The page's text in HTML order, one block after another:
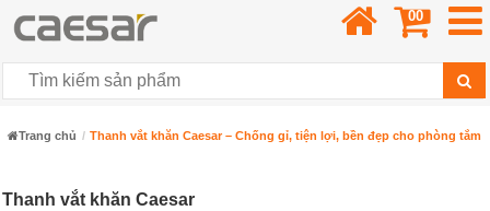
00
Trang chủ Thanh vắt khăn Caesar – Chống gỉ, tiện lợi, bền đẹp cho phòng tắm
Thanh vắt khăn Caesar